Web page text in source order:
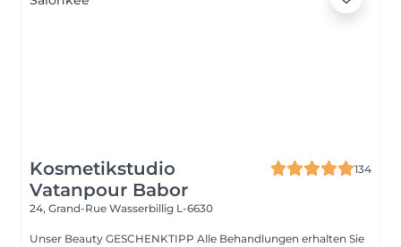
Kosmetikstudio
Vatanpour Babor
134
24, Grand-Rue Wasserbillig L-6630
Unser Beauty GESCHENKTIPP Alle Behandlungen erhalten Sie